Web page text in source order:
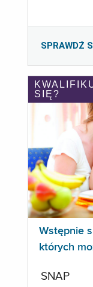
SPRAWDŹ
SIĘ?
Wstępnie
których
SNAP